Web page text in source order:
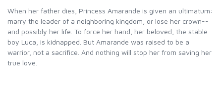
When her father dies, Princess Amarande is given an ultimatum:
marry the leader of a neighboring kingdom, or lose her crown--
and possibly her life. To force her hand, her beloved, the stable
boy Luca, is kidnapped. But Amarande was raised to be a
warrior, not a sacrifice. And nothing will stop her from saving her
true love.